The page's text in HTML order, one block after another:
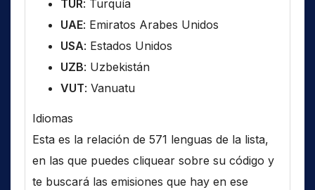
TUR: Turquía
UAE: Emiratos Arabes Unidos
USA: Estados Unidos
UZB: Uzbekistán
VUT: Vanuatu
Idiomas
Esta es la relación de 571 lenguas de la lista,
en las que puedes cliquear sobre su código y
te buscará las emisiones que hay en ese